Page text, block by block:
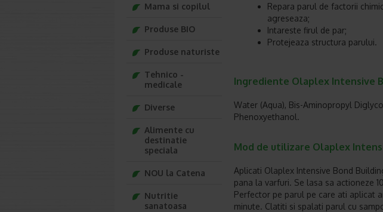
Repara parul de factorii
agreseaza;
Intareste firul de par;
Protejeaza structura parului.
Ingrediente Olaplex Intensive
Water (Aqua), Bis-Aminopropyl
Phenoxyethanol.
Mod de utilizare Olaplex
Aplicati Olaplex Intensive Bond
pana la varfuri. Se lasa sa actioneze
Perfector pe parul pe care ati aplicat
minute. Clatiti si spalati parul cu
Mama si copilul
Produse BIO
Produse naturiste
Tehnico -
medicale
Diverse
Alimente cu
destinatie
speciala
NOU la Catena
Nutritie
sanatoasa